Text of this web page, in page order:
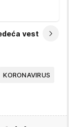
vest
KORONAVIRUS